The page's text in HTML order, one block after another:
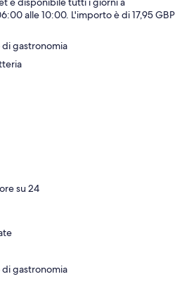
alle 10:00. L'importo è di 17,95 GBP
gastronomia
su 24
gastronomia